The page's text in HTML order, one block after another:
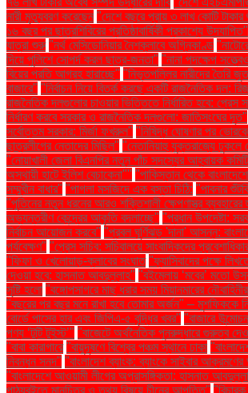
নারী মৃত্যুবরণ করেছেন "দেশে বছরে প্রায় ৩ লাখ কোটি
১৬ বছর পর ছাত্রশিবিরের প্রতিষ্ঠাবার্ষিকী প্রকাশ্যে উদযাপিত"
যাত্রা শুরু "নর্থ মেসিডোনিয়ার নৈশক্লাবে অগ্নিকাণ্ড
দিয়ে পুলিশে সোপর্দ করল ছাত্র-জনতা" "নানা পদক্ষেপ
বিয়ের প্রতি আগ্রহ হারাচ্ছে" "নিভৃতপল্লির নারীদের তৈরি
বাজারে" "নির্বাচন নিয়ে বিতর্ক করছে একটি রাজনৈতিক দল:
রাজনৈতিক দলগুলোর চাওয়ার ভিত্তিতে নির্ধারিত হবে: প্রেস
নির্ধারণ করবে সরকার ও রাজনৈতিক দলগুলো: জাতিসংঘের দূত"
সর্বোত্তম সরকার: মির্জা ফখরুল" "নিষিদ্ধ ঘোষণার পর
ছাত্রলীগের নেতাদের মিছিল" "নেতানিয়াহু যুক্তরাজ্যে ঢুকলে
"নোয়াখালী জেলা বিএনপির নতুন পাঁচ সদস্যের আহ্বায়ক
অস্থায়ী হাটে ইলিশ বেচাকেনা"'' "পাকিস্তান থেকে
সম্মুখীন বাধার" "পাগলা মসজিদে এক বস্তা চিঠি: "পাবনার
"পুতিনের নতুন ধরনের আরও শক্তিশালী ক্ষেপণাস্ত্র ব্যবহারের
অভ্যন্তরীণ কেন্দ্রের আকৃতি বদলাচ্ছে" "প্রধান উপদেষ্টা:
নির্বাচন আয়োজন করবে" "প্রবল ঘূর্ণিঝড় 'দানা' আসন্ন:
পর্যবেক্ষণ" "প্রেস সচিব: সচিবালয়ে সাংবাদিকদের
"ফিফা ও খেলোয়াড়-ক্লাবের সংঘাত "ফ্যাসিবাদের পক্ষে
দেওয়া হবে: হাসনাত আবদুল্লাহ" "বইমেলায় ‘মবের’ মতো
সৃষ্টি হলো "বঙ্গোপসাগরে মাছ ধরার সময় মিয়ানমারের
"বছরের পর বছর মনে রাখা হবে তোমার অর্জন" – মুশফিককে
বোর্ডে পাসের হার এবং জিপিএ-৫ বৃদ্ধির খবর" "বাজারে
পণ্য ‘টুটি টুইস্ট’" "বাজেটে অর্থনৈতিক পুনরুদ্ধারে গুরুত্ব
"বাবা কারাগারে "বায়ুদূষণে বিশ্বের পঞ্চম স্থানে ঢাকা
নিবন্ধন সনদ" "বাংলাদেশ ব্যাংক: ব্যাংকে সাইবার
"বাংলাদেশে আওয়ামী লীগের অপ্রাসঙ্গিকতা: হাসনাত
পাঠ্যবইতে মানচিত্র ও তথ্য বিষয়ে চীনের আপত্তি"